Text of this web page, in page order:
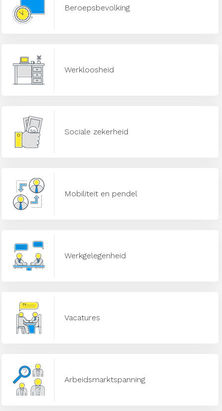
Beroepsbevolking
Werkloosheid
Sociale zekerheid
Mobiliteit en pendel
Werkgelegenheid
Vacatures
Arbeidsmarktspanning